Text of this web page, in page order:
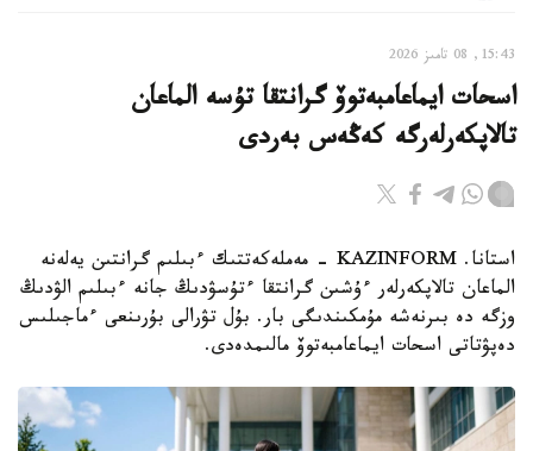
15:43, 08 تامىز 2026
اسحات ايماعامبەتوۆ گرانتقا تۇسە الماعان
تالاپكەرلەرگە كەڭەس بەردى
استانا. KAZINFORM - مەملەكەتتىك ءبىلىم گرانتىن يەلەنە
الماعان تالاپكەرلەر ءۇشىن گرانتقا ءتۇسۋدىڭ جانە ءبىلىم الۋدىڭ
وزگە دە بىرنەشە مۇمكىندىگى بار. بۇل تۋرالى بۇرىنعى ءماجىلىس
دەپۋتاتى اسحات ايماعامبەتوۆ مالىمدەدى.